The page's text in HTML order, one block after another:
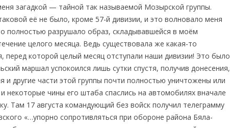
загадкой — тайной так называемой Мозырской группы.
её не было, кроме 57-й дивизии, и это волновало меня
полностью разрушало образ, складывавшейся в моём
целого месяца. Ведь существовала же какая-то
перед которой целый месяц отступали наши дивизии! Это было
маршал успокоился лишь сутки спустя, получив донесения,
и другие части этой группы почти полностью уничтожены или
некоторые чины его штаба спаслись на автомобилях вначале
Там 17 августа командующий без войск получил телеграмму
«…упорно сопротивляться при обороне района Бяла-